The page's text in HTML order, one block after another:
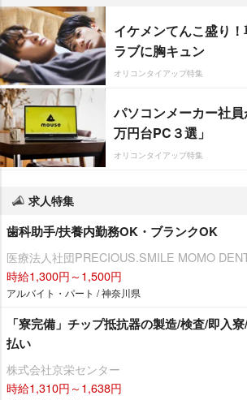
イケメンてんこ盛り
ラブに胸キュン
オリコンタイアップ特集
パソコンメーカー社
万円台PC３選」
オリコンタイアップ特集
求人特集
歯科助手/扶養内勤務OK・ブランクOK
医療法人社団PRECIOUS.SMILE MOMO
時給1,300円～1,500円
アルバイト・パート / 神奈川県
「寮完備」チップ抵抗器の製造/検査/即入
払い
株式会社京栄センター
時給1,310円～1,638円